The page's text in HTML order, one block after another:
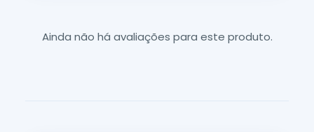
Ainda não há avaliações para este produto.